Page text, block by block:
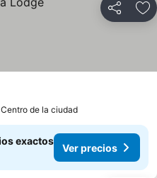
Compartir
de la ciudad
exactos
Ver precios